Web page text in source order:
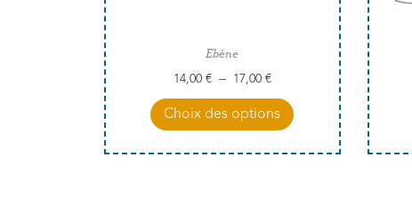
Ebène
14,00 € – 17,00 €
Choix des options